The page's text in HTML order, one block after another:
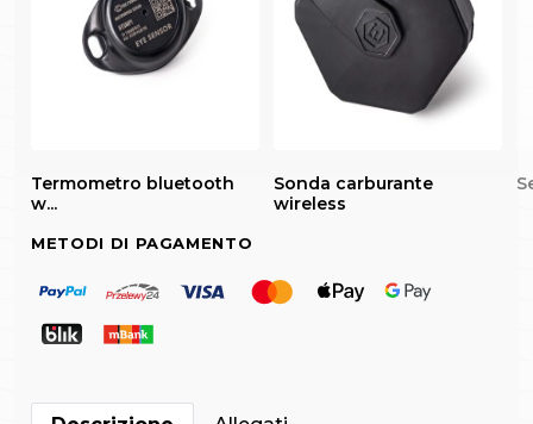
Termometro bluetooth
w...
Sonda carburante
wireless
METODI DI PAGAMENTO